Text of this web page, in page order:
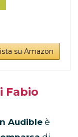
su Amazon
Fabio
Audible è